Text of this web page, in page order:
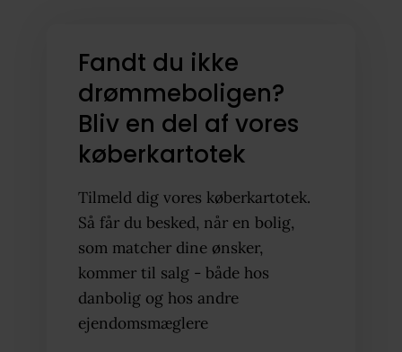
Fandt du ikke
drømmeboligen?
Bliv en del af vores
køberkartotek
Tilmeld dig vores køberkartotek.
Så får du besked, når en bolig,
som matcher dine ønsker,
kommer til salg - både hos
danbolig og hos andre
ejendomsmæglere